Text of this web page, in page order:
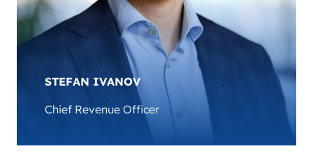
hält häufig Vorträge, schult und berät zu Themen
wie E-Mobilität, EV-Laden und
Geschäftsentwicklung im Bereich EV-Laden.
STEFAN IVANOV
Chief Revenue Officer